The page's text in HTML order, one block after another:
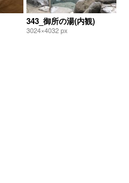
343_御所の湯(内観)
3024×4032 px